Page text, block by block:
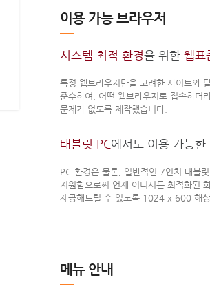
이용 가능 브라우저
시스템 최적 환경을 위한 웹표
특정 웹브라우저만을 고려한 사이트와
준수하여, 어떤 웹브라우저로 접속하더
문제가 없도록 제작했습니다.
태블릿 PC에서도 이용 가능한
PC 환경은 물론, 일반적인 7인치 태블
지원함으로써 언제 어디서든 최적화된
제공해드릴 수 있도록 1024 x 600 해
메뉴 안내